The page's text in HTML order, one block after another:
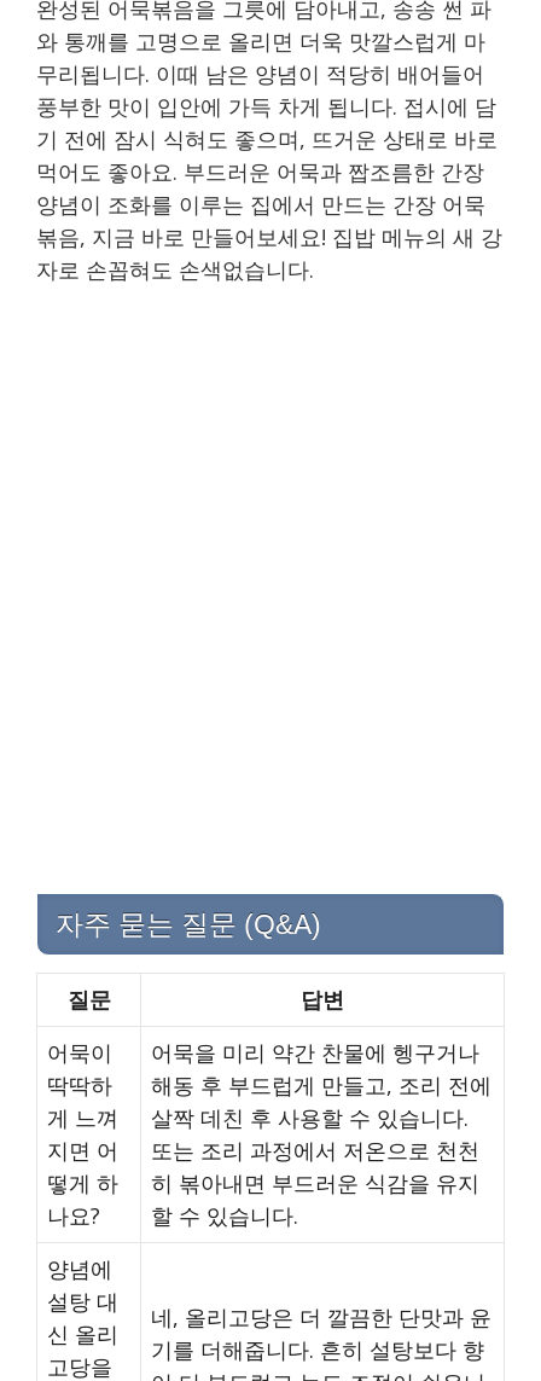
완성된 어묵볶음을 그릇에 담아내고, 송송 썬 파
와 통깨를 고명으로 올리면 더욱 맛깔스럽게 마
무리됩니다. 이때 남은 양념이 적당히 배어들어
풍부한 맛이 입안에 가득 차게 됩니다. 접시에 담
기 전에 잠시 식혀도 좋으며, 뜨거운 상태로 바로
먹어도 좋아요. 부드러운 어묵과 짭조름한 간장
양념이 조화를 이루는 집에서 만드는 간장 어묵
볶음, 지금 바로 만들어보세요! 집밥 메뉴의 새 강
자로 손꼽혀도 손색없습니다.
자주 묻는 질문 (Q&A)
질문
답변
어묵이
딱딱하
게 느껴
지면 어
떻게 하
나요?
어묵을 미리 약간 찬물에 헹구거나
해동 후 부드럽게 만들고, 조리 전에
살짝 데친 후 사용할 수 있습니다.
또는 조리 과정에서 저온으로 천천
히 볶아내면 부드러운 식감을 유지
할 수 있습니다.
양념에
설탕 대
신 올리
고당을
네, 올리고당은 더 깔끔한 단맛과 윤
기를 더해줍니다. 흔히 설탕보다 향